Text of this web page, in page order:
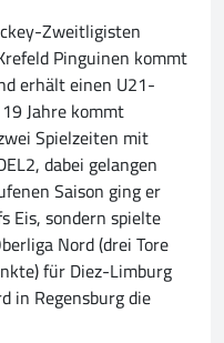
Zweitligisten
Pinguinen kommt
erhält einen U21-
Jahre kommt
Spielzeiten mit
dabei gelangen
Saison ging er
Eis, sondern spielte
Nord (drei Tore
für Diez-Limburg
in Regensburg die